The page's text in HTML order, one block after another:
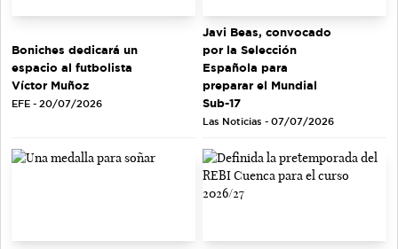
Boniches dedicará un
espacio al futbolista
Víctor Muñoz
EFE - 20/07/2026
Javi Beas, convocado
por la Selección
Española para
preparar el Mundial
Sub-17
Las Noticias - 07/07/2026